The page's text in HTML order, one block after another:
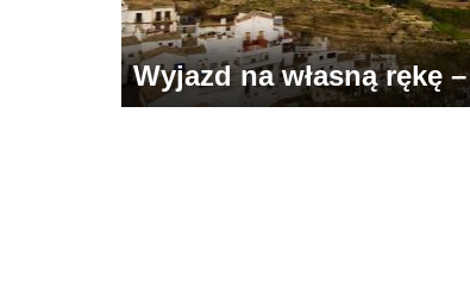
Wyjazd na własną rękę